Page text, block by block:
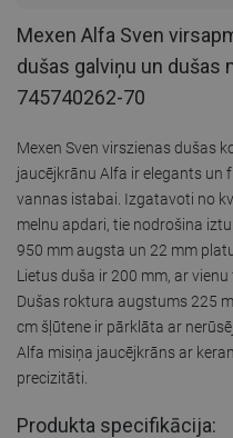
Mexen Alfa Sven
dušas galviņu un dušas
745740262-70
Mexen Sven virszienas dušas
jaucējkrānu Alfa ir elegants un
vannas istabai. Izgatavoti no
melnu apdari, tie nodrošina
950 mm augsta un 22 mm
Lietus duša ir 200 mm, ar
Dušas roktura augstums 225
cm šļūtene ir pārklāta ar
Alfa misiņa jaucējkrāns ar
precizitāti.
Produkta specifikācija: